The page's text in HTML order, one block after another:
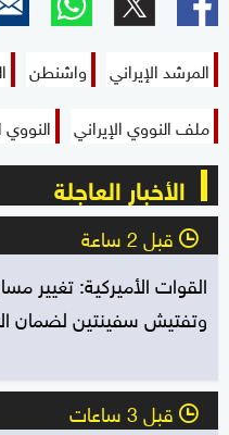
المرشد الإيراني واشنطن
ملف النووي الإيراني
النووي
الأخبار العاجلة
l قبل 2 ساعة
وتفتيش سفينتين لضمان
l قبل 3 ساعات